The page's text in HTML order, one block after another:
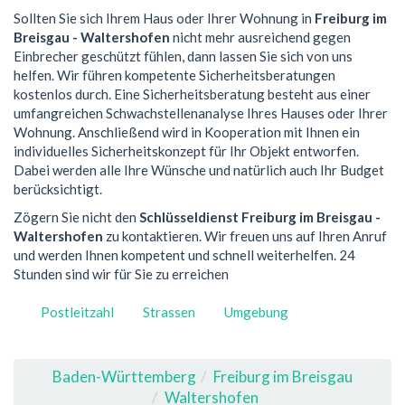
Sollten Sie sich Ihrem Haus oder Ihrer Wohnung in Freiburg im
Breisgau - Waltershofen nicht mehr ausreichend gegen
Einbrecher geschützt fühlen, dann lassen Sie sich von uns
helfen. Wir führen kompetente Sicherheitsberatungen
kostenlos durch. Eine Sicherheitsberatung besteht aus einer
umfangreichen Schwachstellenanalyse Ihres Hauses oder Ihrer
Wohnung. Anschließend wird in Kooperation mit Ihnen ein
individuelles Sicherheitskonzept für Ihr Objekt entworfen.
Dabei werden alle Ihre Wünsche und natürlich auch Ihr Budget
berücksichtigt.
Zögern Sie nicht den Schlüsseldienst Freiburg im Breisgau -
Waltershofen zu kontaktieren. Wir freuen uns auf Ihren Anruf
und werden Ihnen kompetent und schnell weiterhelfen. 24
Stunden sind wir für Sie zu erreichen
Postleitzahl Strassen Umgebung
Baden-Württemberg
Freiburg im Breisgau
Waltershofen